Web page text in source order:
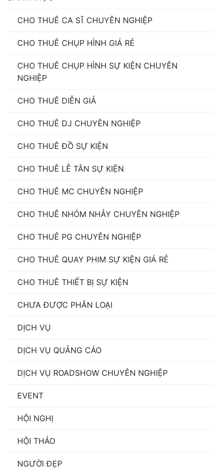
CHO THUÊ CA SĨ CHUYÊN NGHIỆP
CHO THUÊ CHỤP HÌNH GIÁ RẺ
CHO THUÊ CHỤP HÌNH SỰ KIỆN CHUYÊN
NGHIỆP
CHO THUÊ DIỄN GIẢ
CHO THUÊ DJ CHUYÊN NGHIỆP
CHO THUÊ ĐỒ SỰ KIỆN
CHO THUÊ LỄ TÂN SỰ KIỆN
CHO THUÊ MC CHUYÊN NGHIỆP
CHO THUÊ NHÓM NHẢY CHUYÊN NGHIỆP
CHO THUÊ PG CHUYÊN NGHIỆP
CHO THUÊ QUAY PHIM SỰ KIỆN GIÁ RẺ
CHO THUÊ THIẾT BỊ SỰ KIỆN
CHƯA ĐƯỢC PHÂN LOẠI
DỊCH VỤ
DỊCH VỤ QUẢNG CÁO
DỊCH VỤ ROADSHOW CHUYÊN NGHIỆP
EVENT
HỘI NGHỊ
HỘI THẢO
NGƯỜI ĐẸP